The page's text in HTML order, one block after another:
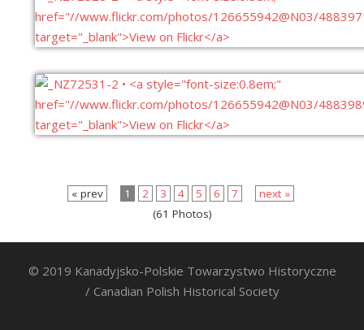
« prev 1 2 3 4 5 6 7
next »
(61 Photos)
© 2019 Kanadyjsko-Polskie Towarzystwo Historyczne
/ Canadian Polish Historical Society